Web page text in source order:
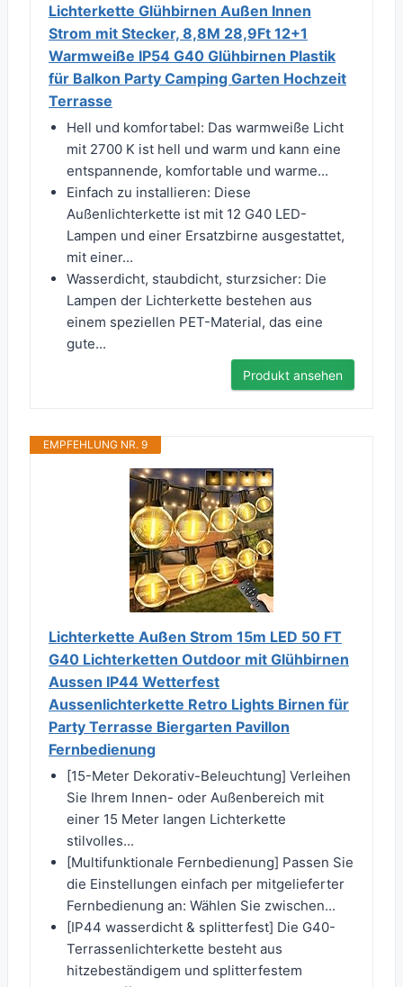
Lichterkette Glühbirnen Außen Innen
Strom mit Stecker, 8,8M 28,9Ft 12+1
Warmweiße IP54 G40 Glühbirnen Plastik
für Balkon Party Camping Garten Hochzeit
Terrasse
Hell und komfortabel: Das warmweiße Licht
mit 2700 K ist hell und warm und kann eine
entspannende, komfortable und warme...
Einfach zu installieren: Diese
Außenlichterkette ist mit 12 G40 LED-
Lampen und einer Ersatzbirne ausgestattet,
mit einer...
Wasserdicht, staubdicht, sturzsicher: Die
Lampen der Lichterkette bestehen aus
einem speziellen PET-Material, das eine
gute...
Produkt ansehen
EMPFEHLUNG NR. 9
Lichterkette Außen Strom 15m LED 50 FT
G40 Lichterketten Outdoor mit Glühbirnen
Aussen IP44 Wetterfest
Aussenlichterkette Retro Lights Birnen für
Party Terrasse Biergarten Pavillon
Fernbedienung
[15-Meter Dekorativ-Beleuchtung] Verleihen
Sie Ihrem Innen- oder Außenbereich mit
einer 15 Meter langen Lichterkette
stilvolles...
[Multifunktionale Fernbedienung] Passen Sie
die Einstellungen einfach per mitgelieferter
Fernbedienung an: Wählen Sie zwischen...
[IP44 wasserdicht & splitterfest] Die G40-
Terrassenlichterkette besteht aus
hitzebeständigem und splitterfestem